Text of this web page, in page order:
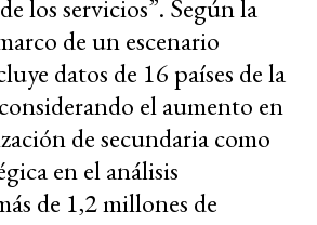
los servicios”. Según la
de un escenario
datos de 16 países de la
el aumento en
de secundaria como
en el análisis
de 1,2 millones de